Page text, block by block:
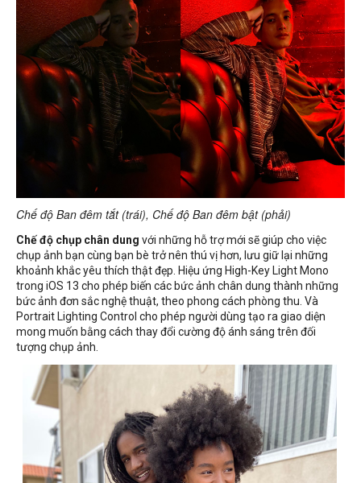
Chế độ Ban đêm tắt (trái), Chế độ Ban đêm bật (phải)
Chế độ chụp chân dung với những hỗ trợ mới sẽ giúp cho việc
chụp ảnh bạn cùng bạn bè trở nên thú vị hơn, lưu giữ lại những
khoảnh khắc yêu thích thật đẹp. Hiệu ứng High-Key Light Mono
trong iOS 13 cho phép biến các bức ảnh chân dung thành những
bức ảnh đơn sắc nghệ thuật, theo phong cách phòng thu. Và
Portrait Lighting Control cho phép người dùng tạo ra giao diện
mong muốn bằng cách thay đổi cường độ ánh sáng trên đối
tượng chụp ảnh.